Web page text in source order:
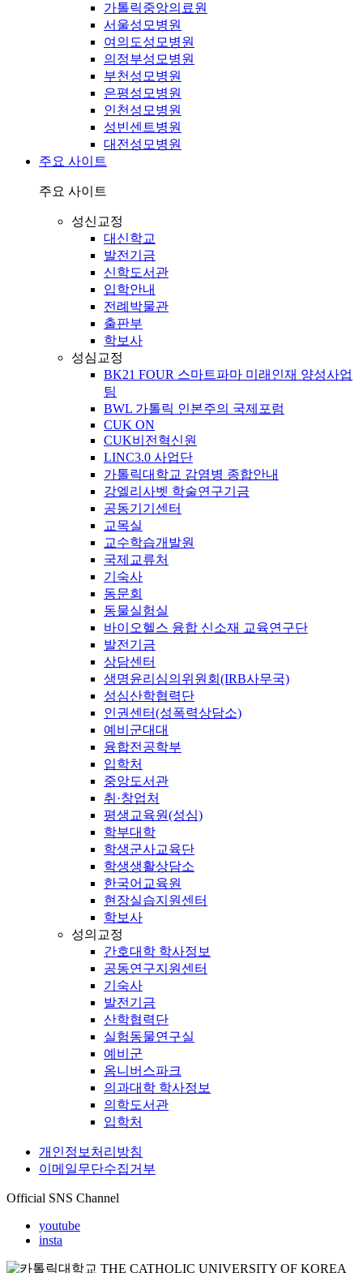
가톨릭중앙의료원
서울성모병원
여의도성모병원
의정부성모병원
부천성모병원
은평성모병원
인천성모병원
성빈센트병원
대전성모병원
주요 사이트
주요 사이트
성신교정
대신학교
발전기금
신학도서관
입학안내
전례박물관
출판부
학보사
성심교정
BK21 FOUR 스마트파마 미래인재 양성사업
팀
BWL 가톨릭 인본주의 국제포럼
CUK ON
CUK비전혁신원
LINC3.0 사업단
가톨릭대학교 감염병 종합안내
강엘리사벳 학술연구기금
공동기기센터
교목실
교수학습개발원
국제교류처
기숙사
동문회
동물실험실
바이오헬스 융합 신소재 교육연구단
발전기금
상담센터
생명윤리심의위원회(IRB사무국)
성심산학협력단
인권센터(성폭력상담소)
예비군대대
융합전공학부
입학처
중앙도서관
취·창업처
평생교육원(성심)
학부대학
학생군사교육단
학생생활상담소
한국어교육원
현장실습지원센터
학보사
성의교정
간호대학 학사정보
공동연구지원센터
기숙사
발전기금
산학협력단
실험동물연구실
예비군
옴니버스파크
의과대학 학사정보
의학도서관
입학처
개인정보처리방침
이메일무단수집거부
Official SNS Channel
youtube
insta